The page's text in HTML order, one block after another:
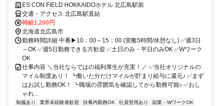
ES CON FIELD HOKKAIDOホテル 北広島駅前
交通・アクセス 北広島駅直結
時給1,200円
北海道北広島市
勤務時間詳細 中番▶10：00～15：00 (実働5時間/休憩なし) ✅週3日
～OK ✅週5日勤務できる方歓迎 ✅土日のみ・平日のみOK ✅Wワーク
OK
仕事内容 ＼当社ならではの福利厚生が充実！／ ✅当社オリジナルの
マイル制度あり！ ┗働いた分だけマイルが貯まり給与に還元♪ ✅まず
はお試し勤務OK！ ┗職場の雰囲気を確認してから勤務可能♪ ✅おし
ゃれ...
制服あり 業界未経験者歓迎 扶養内勤務OK 社員登用あり
副業・WワークOK